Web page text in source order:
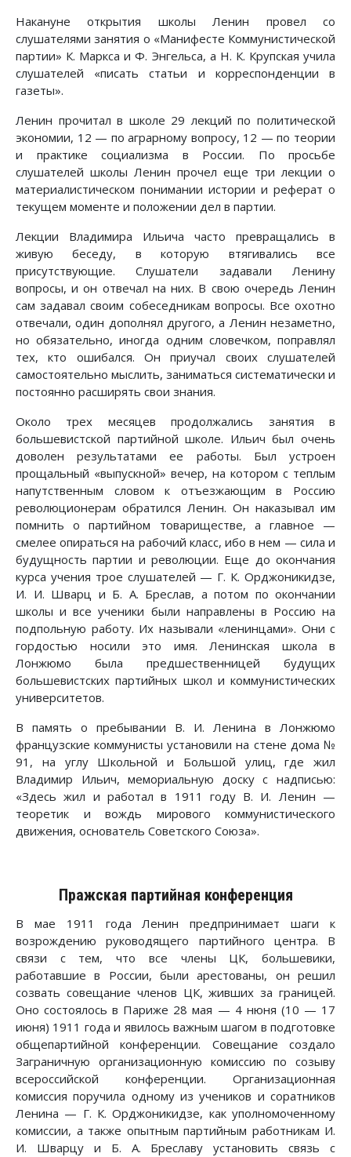
Накануне открытия школы Ленин провел со
слушателями занятия о «Манифесте Коммунистической
партии» К. Маркса и Ф. Энгельса, а Н. К. Крупская учила
слушателей «писать статьи и корреспонденции в
газеты».
Ленин прочитал в школе 29 лекций по политической
экономии, 12 — по аграрному вопросу, 12 — по теории
и практике социализма в России. По просьбе
слушателей школы Ленин прочел еще три лекции о
материалистическом понимании истории и реферат о
текущем моменте и положении дел в партии.
Лекции Владимира Ильича часто превращались в
живую беседу, в которую втягивались все
присутствующие. Слушатели задавали Ленину
вопросы, и он отвечал на них. В свою очередь Ленин
сам задавал своим собеседникам вопросы. Все охотно
отвечали, один дополнял другого, а Ленин незаметно,
но обязательно, иногда одним словечком, поправлял
тех, кто ошибался. Он приучал своих слушателей
самостоятельно мыслить, заниматься систематически и
постоянно расширять свои знания.
Около трех месяцев продолжались занятия в
большевистской партийной школе. Ильич был очень
доволен результатами ее работы. Был устроен
прощальный «выпускной» вечер, на котором с теплым
напутственным словом к отъезжающим в Россию
революционерам обратился Ленин. Он наказывал им
помнить о партийном товариществе, а главное —
смелее опираться на рабочий класс, ибо в нем — сила и
будущность партии и революции. Еще до окончания
курса учения трое слушателей — Г. К. Орджоникидзе,
И. И. Шварц и Б. А. Бреслав, а потом по окончании
школы и все ученики были направлены в Россию на
подпольную работу. Их называли «ленинцами». Они с
гордостью носили это имя. Ленинская школа в
Лонжюмо была предшественницей будущих
большевистских партийных школ и коммунистических
университетов.
В память о пребывании В. И. Ленина в Лонжюмо
французские коммунисты установили на стене дома №
91, на углу Школьной и Большой улиц, где жил
Владимир Ильич, мемориальную доску с надписью:
«Здесь жил и работал в 1911 году В. И. Ленин —
теоретик и вождь мирового коммунистического
движения, основатель Советского Союза».
Пражская партийная конференция
В мае 1911 года Ленин предпринимает шаги к
возрождению руководящего партийного центра. В
связи с тем, что все члены ЦК, большевики,
работавшие в России, были арестованы, он решил
созвать совещание членов ЦК, живших за границей.
Оно состоялось в Париже 28 мая — 4 нюня (10 — 17
июня) 1911 года и явилось важным шагом в подготовке
общепартийной конференции. Совещание создало
Заграничную организационную комиссию по созыву
всероссийской конференции. Организационная
комиссия поручила одному из учеников и соратников
Ленина — Г. К. Орджоникидзе, как уполномоченному
комиссии, а также опытным партийным работникам И.
И. Шварцу и Б. А. Бреславу установить связь с